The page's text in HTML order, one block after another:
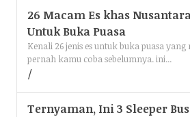
26 Macam Es khas
Untuk Buka Puasa
Kenali 26 jenis es untuk buka puasa
pernah kamu coba sebelumnya. ini...
Ternyaman, Ini 3 Sleeper